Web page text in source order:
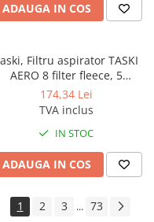
ADAUGA IN COS
Filtru aspirator TASKI
AERO 8 filter fleece, 5
bucati/set
174,34 Lei
TVA inclus
IN STOC
ADAUGA IN COS
1 2 3 ... 73